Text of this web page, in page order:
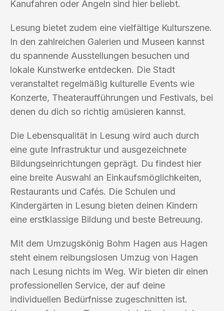
Kanufahren oder Angeln sind hier beliebt.
Lesung bietet zudem eine vielfältige Kulturszene.
In den zahlreichen Galerien und Museen kannst
du spannende Ausstellungen besuchen und
lokale Kunstwerke entdecken. Die Stadt
veranstaltet regelmäßig kulturelle Events wie
Konzerte, Theateraufführungen und Festivals, bei
denen du dich so richtig amüsieren kannst.
Die Lebensqualität in Lesung wird auch durch
eine gute Infrastruktur und ausgezeichnete
Bildungseinrichtungen geprägt. Du findest hier
eine breite Auswahl an Einkaufsmöglichkeiten,
Restaurants und Cafés. Die Schulen und
Kindergärten in Lesung bieten deinen Kindern
eine erstklassige Bildung und beste Betreuung.
Mit dem Umzugskönig Bohm Hagen aus Hagen
steht einem reibungslosen Umzug von Hagen
nach Lesung nichts im Weg. Wir bieten dir einen
professionellen Service, der auf deine
individuellen Bedürfnisse zugeschnitten ist.